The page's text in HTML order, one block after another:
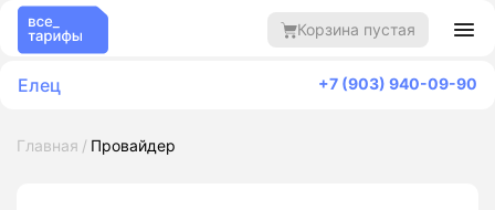
Корзина пустая
Елец +7 (903) 940-09-90
Главная Провайдер